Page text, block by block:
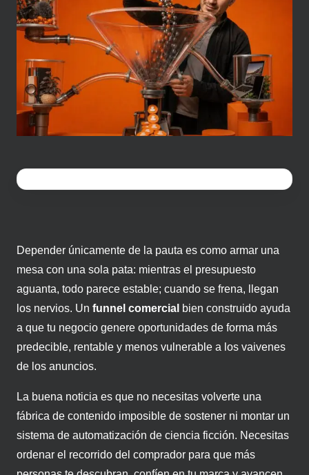
Depender únicamente de la pauta es como armar una
mesa con una sola pata: mientras el presupuesto
aguanta, todo parece estable; cuando se frena, llegan
los nervios. Un funnel comercial bien construido ayuda
a que tu negocio genere oportunidades de forma más
predecible, rentable y menos vulnerable a los vaivenes
de los anuncios.
La buena noticia es que no necesitas volverte una
fábrica de contenido imposible de sostener ni montar un
sistema de automatización de ciencia ficción. Necesitas
ordenar el recorrido del comprador para que más